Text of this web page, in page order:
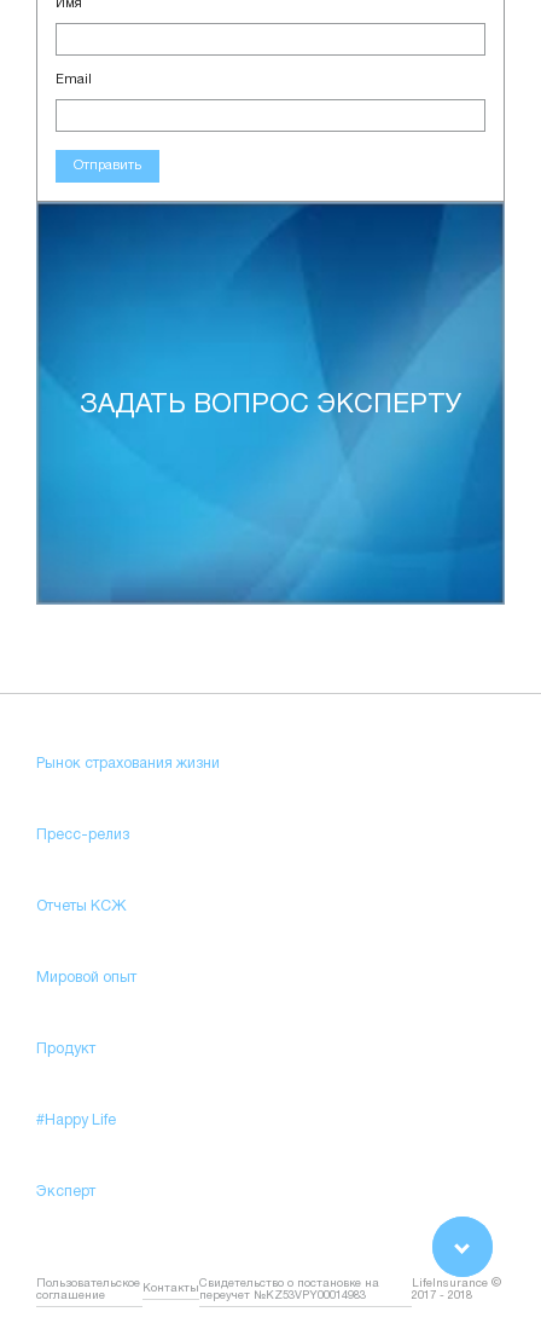
Имя
Email
Отправить
ЗАДАТЬ ВОПРОС ЭКСПЕРТУ
Рынок страхования жизни
Пресс-релиз
Отчеты КСЖ
Мировой опыт
Продукт
#Happy Life
Эксперт
Пользовательское
соглашение
КонтактыСвидетельство о постановке на
переучет №KZ53VPY00014983
LifeInsurance ©
2017 - 2018